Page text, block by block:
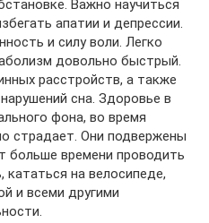
Важно научиться
апатии и депрессии.
и силу воли. Легко
довольно быстрый.
расстройств, а также
сна. Здоровье в
фона, во время
страдает. Они подвержены
больше времени проводить
кататься на велосипеде,
и всеми другими